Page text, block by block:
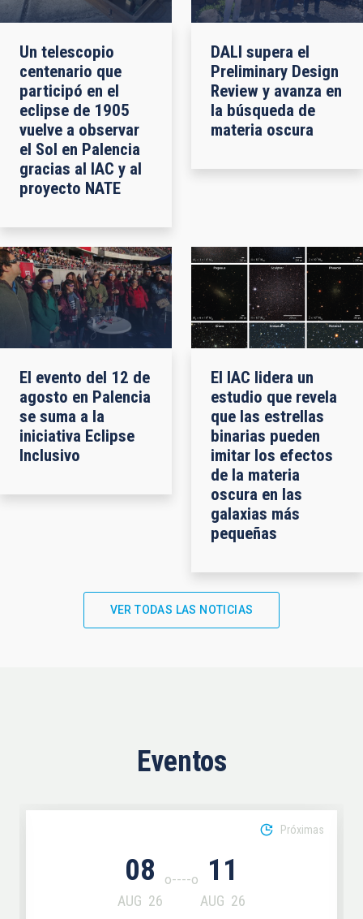
Un telescopio
centenario que
participó en el
eclipse de 1905
vuelve a observar
el Sol en Palencia
gracias al IAC y al
proyecto NATE
DALI supera el
Preliminary Design
Review y avanza en
la búsqueda de
materia oscura
El evento del 12 de
agosto en Palencia
se suma a la
iniciativa Eclipse
Inclusivo
El IAC lidera un
estudio que revela
que las estrellas
binarias pueden
imitar los efectos
de la materia
oscura en las
galaxias más
pequeñas
VER TODAS LAS NOTICIAS
Eventos
08
AUG 26
11
AUG 26
Próximas